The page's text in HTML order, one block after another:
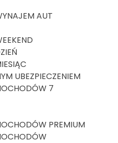
AUT
UBEZPIECZENIEM
7
PREMIUM